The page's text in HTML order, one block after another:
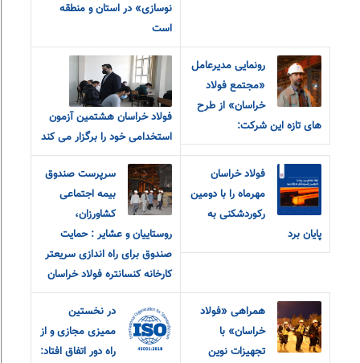
نوسازی» در استان و منطقه
است
رونمایی مدیرعامل
«مجتمع فولاد
خراسان» از طرح
های تازه این شرکت:
فولاد خراسان هشتمین آزمون
استخدامی خود را برگزار می کند
فولاد خراسان
مهرماه را با دومین
رکوردشکنی به
پایان برد
سرپرست صندوق
بیمه اجتماعی
کشاورزان،
روستاییان و عشایر : حمایت
صندوق برای راه اندازی سریعتر
کارخانه کنسانتره فولاد خراسان
همراهی «فولاد
خراسان» با
تجهیزات نوین
در نخستین
ممیزی مجازی و از
راه دور اتفاق افتاد: